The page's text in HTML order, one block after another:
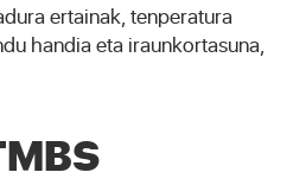
ertainak, tenperatura
handia eta iraunkortasuna,